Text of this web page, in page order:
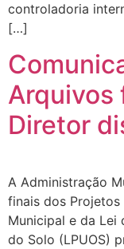
controladoria
[…]
Arquivos
Diretor
A Administração
finais dos
Municipal e da Lei
do Solo (LPUOS)